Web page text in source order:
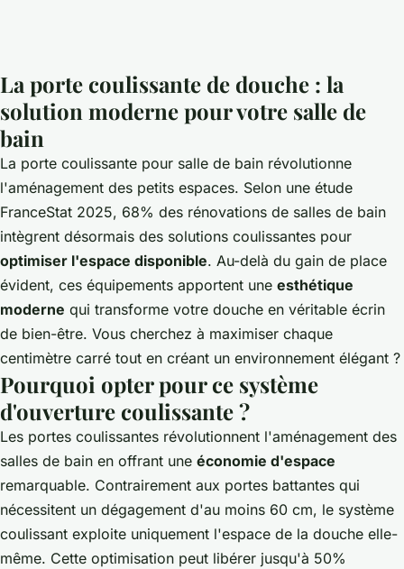
La porte coulissante de douche : la
solution moderne pour votre salle de
bain
La porte coulissante pour salle de bain révolutionne
l'aménagement des petits espaces. Selon une étude
FranceStat 2025, 68% des rénovations de salles de bain
intègrent désormais des solutions coulissantes pour
optimiser l'espace disponible. Au-delà du gain de place
évident, ces équipements apportent une esthétique
moderne qui transforme votre douche en véritable écrin
de bien-être. Vous cherchez à maximiser chaque
centimètre carré tout en créant un environnement élégant ?
Pourquoi opter pour ce système
d'ouverture coulissante ?
Les portes coulissantes révolutionnent l'aménagement des
salles de bain en offrant une économie d'espace
remarquable. Contrairement aux portes battantes qui
nécessitent un dégagement d'au moins 60 cm, le système
coulissant exploite uniquement l'espace de la douche elle-
même. Cette optimisation peut libérer jusqu'à 50%